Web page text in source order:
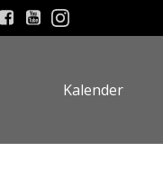
Kalender